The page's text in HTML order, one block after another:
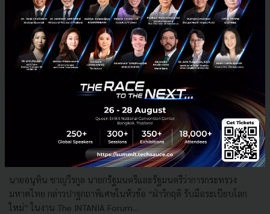
3 เรื่องที่ประเทศไทยต้อง Focus สร้างคน–นวัตกรรม–ปฏิรูป
ระบบราชการ เพื่อยกระดับขีดความสามารถประเทศ
นายอนุทิน ชาญวีรกูล นายกรัฐมนตรีและรัฐมนตรีว่าการกระทรวง
มหาดไทย กล่าวปาฐกถาพิเศษในหัวข้อ “ฝ่าวิกฤติ รับมือระเบียบโลก
ใหม่” ในงาน The INTANIA Forum...